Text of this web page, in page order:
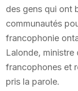
des gens qui ont
communautés
francophonie
Lalonde,
francophones et
pris la parole.